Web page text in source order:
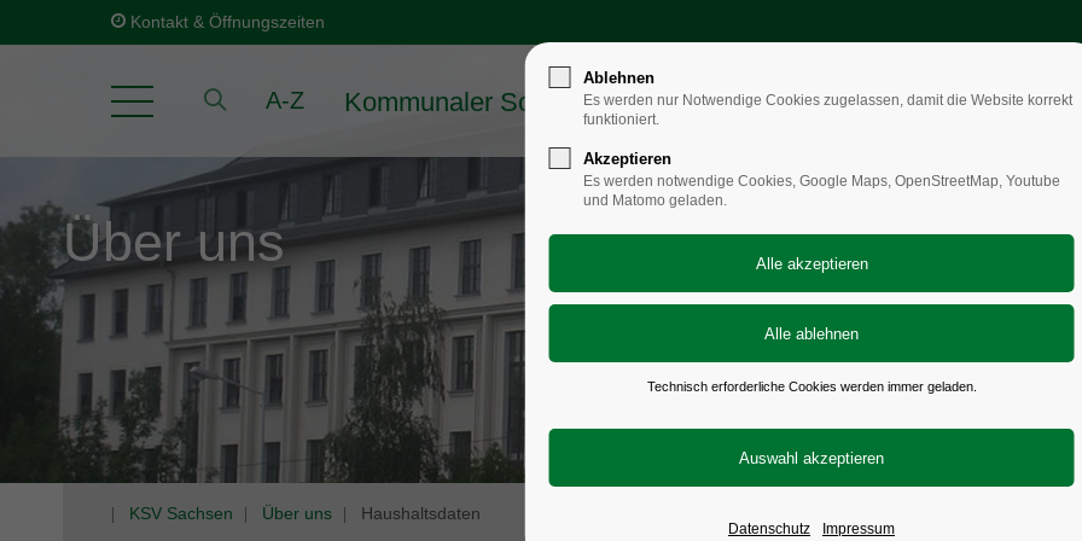
Kontakt & Öffnungszeiten
A-Z Kommunaler Sozialverband Sachsen– solidarisch sozial
Über uns
KSV Sachsen Über uns Haushaltsdaten
Ablehnen
Es werden nur Notwendige Cookies zugelassen, damit die Website korrekt
funktioniert.
Akzeptieren
Es werden notwendige Cookies, Google Maps, OpenStreetMap, Youtube
und Matomo geladen.
Technisch erforderliche Cookies werden immer geladen.
Datenschutz Impressum